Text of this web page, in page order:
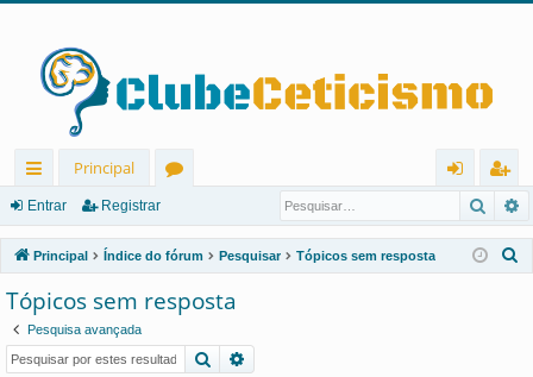
in
ks
rá
pi
d
Principal
u
ns
ra
r
eg
ist
ra
Entrar Registrar
Principal Índice do fórum Pesquisar Tópicos sem resposta
Tópicos sem resposta
Pesquisa avançada
Pesquisar